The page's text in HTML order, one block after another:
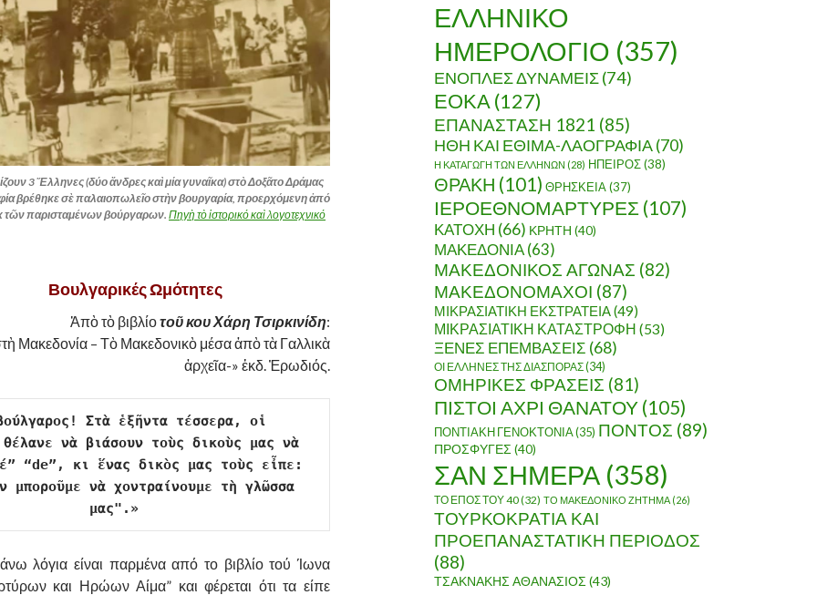
3 Ἕλληνες (δύο ἄνδρες καὶ μία γυναῖκα) στὸ Δοξᾶτο Δράμας
βρέθηκε σὲ παλαιοπωλεῖο στὴν βουργαρία, προερχόμενη ἀπό
τῶν παρισταμένων βούργαρων.Πηγὴ τὸ ἱστορικό καὶ λογοτεχνικό
Βουλγαρικές Ωμότητες
Ἀπὸ τὸ βιβλίοτοῦ κου Χάρη Τσιρκινίδη:
Μακεδονία – Τὸ Μακεδονικὸ μέσα ἀπὸ τὰ Γαλλικὰ
ἀρχεῖα-» ἐκδ. Ἐρωδιός.
Στὰ ἑξῆντα τέσσερα, οἱ
θέλανε νὰ βιάσουν τοὺς δικοὺς μας νὰ
“de”, κι ἕνας δικὸς μας τοὺς εἶπε:
μποροῦμε νὰ χοντραίνουμε τὴ γλῶσσα
μας".»
λόγια είναι παρμένα από το βιβλίο τού Ίωνα
και Ηρώων Αίμα” και φέρεται ότι τα είπε
ΕΛΛΗΝΙΚΟ
ΗΜΕΡΟΛΟΓΙΟ (357)
ΕΝΟΠΛΕΣ ΔΥΝΑΜΕΙΣ(74)
ΕΟΚΑ (127)
ΕΠΑΝΑΣΤΑΣΗ 1821 (85)
ΗΘΗ ΚΑΙ ΕΘΙΜΑ-ΛΑΟΓΡΑΦΙΑ(70)
Η ΚΑΤΑΓΩΓΗ ΤΩΝ ΕΛΛΗΝΩΝ (28) ΗΠΕΙΡΟΣ(38)
ΘΡΑΚΗ (101) ΘΡΗΣΚΕΙΑ(37)
ΙΕΡΟΕΘΝΟΜΑΡΤΥΡΕΣ (107)
ΚΑΤΟΧΗ (66) ΚΡΗΤΗ (40)
ΜΑΚΕΔΟΝΙΑ(63)
ΜΑΚΕΔΟΝΙΚΟΣ ΑΓΩΝΑΣ (82)
ΜΑΚΕΔΟΝΟΜΑΧΟΙ (87)
ΜΙΚΡΑΣΙΑΤΙΚΗ ΕΚΣΤΡΑΤΕΙΑ(49)
ΜΙΚΡΑΣΙΑΤΙΚΗ ΚΑΤΑΣΤΡΟΦΗ (53)
ΞΕΝΕΣ ΕΠΕΜΒΑΣΕΙΣ (68)
ΟΙ ΕΛΛΗΝΕΣ ΤΗΣ ΔΙΑΣΠΟΡΑΣ(34)
ΟΜΗΡΙΚΕΣ ΦΡΑΣΕΙΣ (81)
ΠΙΣΤΟΙ ΑΧΡΙ ΘΑΝΑΤΟΥ (105)
ΠΟΝΤΙΑΚΗ ΓΕΝΟΚΤΟΝΙΑ(35) ΠΟΝΤΟΣ (89)
ΠΡΟΣΦΥΓΕΣ (40)
ΣΑΝ ΣΗΜΕΡΑ (358)
ΤΟ ΕΠΟΣ ΤΟΥ 40(32) ΤΟ ΜΑΚΕΔΟΝΙΚΟ ΖΗΤΗΜΑ (26)
ΤΟΥΡΚΟΚΡΑΤΙΑ ΚΑΙ
ΠΡΟΕΠΑΝΑΣΤΑΤΙΚΗ ΠΕΡΙΟΔΟΣ
(88)
ΤΣΑΚΝΑΚΗΣ ΑΘΑΝΑΣΙΟΣ (43)